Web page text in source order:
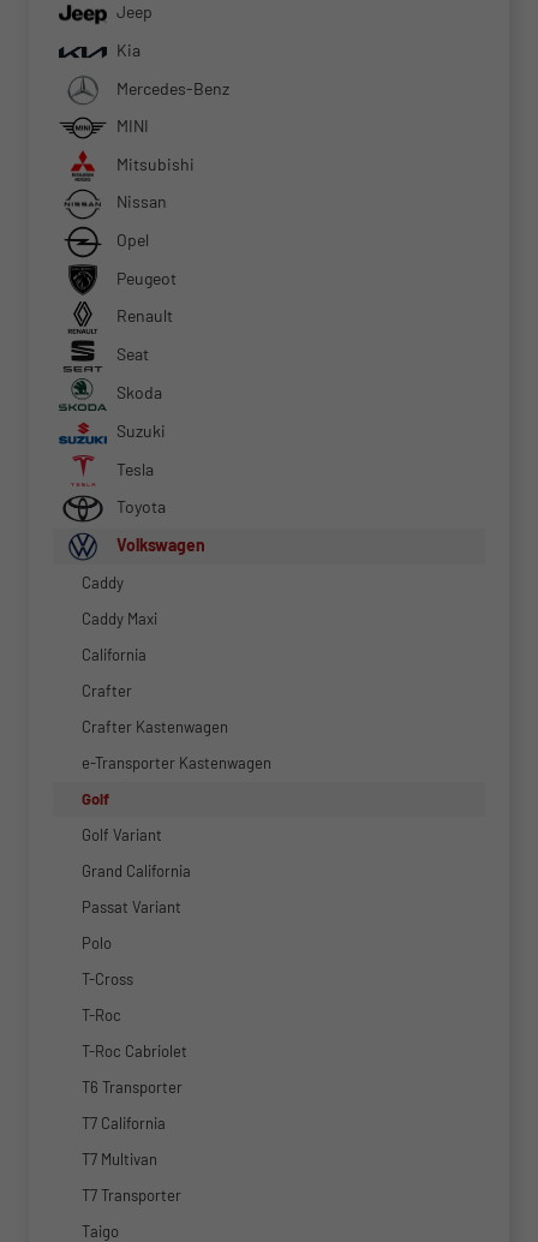
Jeep
Kia
Mercedes-Benz
MINI
Mitsubishi
Nissan
Opel
Peugeot
Renault
Seat
Skoda
Suzuki
Tesla
Toyota
Volkswagen
Caddy
Caddy Maxi
California
Crafter
Crafter Kastenwagen
e-Transporter Kastenwagen
Golf
Golf Variant
Grand California
Passat Variant
Polo
T-Cross
T-Roc
T-Roc Cabriolet
T6 Transporter
T7 California
T7 Multivan
T7 Transporter
Taigo